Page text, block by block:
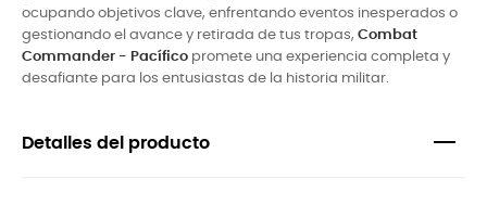
ocupando objetivos clave, enfrentando eventos inesperados o
gestionando el avance y retirada de tus tropas, Combat
Commander - Pacífico promete una experiencia completa y
desafiante para los entusiastas de la historia militar.
Detalles del producto